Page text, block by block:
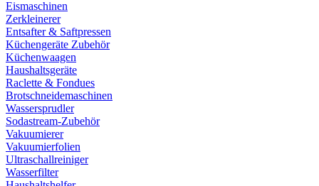
Eismaschinen
Zerkleinerer
Entsafter & Saftpressen
Küchengeräte Zubehör
Küchenwaagen
Haushaltsgeräte
Raclette & Fondues
Brotschneidemaschinen
Wassersprudler
Sodastream-Zubehör
Vakuumierer
Vakuumierfolien
Ultraschallreiniger
Wasserfilter